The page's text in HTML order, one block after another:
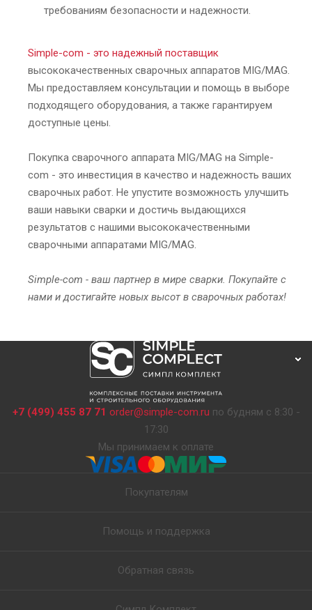
требованиям безопасности и надежности.
Simple-com - это надежный поставщик
высококачественных сварочных аппаратов MIG/MAG.
Мы предоставляем консультации и помощь в выборе
подходящего оборудования, а также гарантируем
доступные цены.
Покупка сварочного аппарата MIG/MAG на Simple-
com - это инвестиция в качество и надежность ваших
сварочных работ. Не упустите возможность улучшить
ваши навыки сварки и достичь выдающихся
результатов с нашими высококачественными
сварочными аппаратами MIG/MAG.
Simple-com - ваш партнер в мире сварки. Покупайте с
нами и достигайте новых высот в сварочных работах!
+7 (499) 455 87 71 order@simple-com.ru по будням с 8:30 -
17:30
Мы принимаем к оплате
Покупателям
Помощь и поддержка
Обратная связь